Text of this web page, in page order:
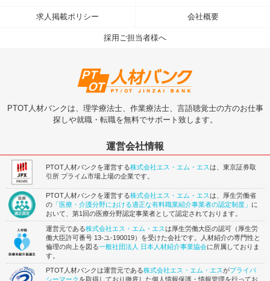
求人掲載ポリシー 会社概要
採用ご担当者様へ
PTOT人材バンクは、理学療法士、作業療法士、言語聴覚士の方のお仕事
探しや就職・転職を無料でサポート致します。
運営会社情報
PTOT人材バンクを運営する株式会社エス・エム・エスは、東京証券取
引所 プライム市場上場の企業です。
PTOT人材バンクを運営する株式会社エス・エム・エスは、厚生労働省
の 「医療・介護分野における適正な有料職業紹介事業者の認定制度」 に
おいて、第1回の医療分野認定事業者として認定されております。
運営元である株式会社エス・エム・エスは厚生労働大臣の認可（厚生労
働大臣許可番号 13-ユ-190019）を受けた会社です。人材紹介の専門性と
倫理の向上を図る一般社団法人 日本人材紹介事業協会に所属しておりま
す。
PTOT人材バンクは運営元である株式会社エス・エム・エスがプライバ
シーマーク を取得しており徹底した個人情報保護・情報管理を行ってお